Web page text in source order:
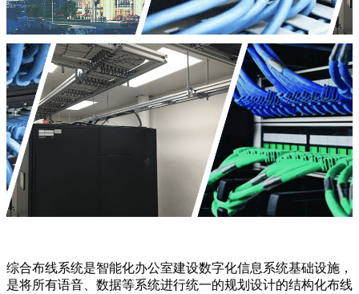
综合布线系统是智能化办公室建设数字化信息系统基础设施，
是将所有语音、数据等系统进行统一的规划设计的结构化布线